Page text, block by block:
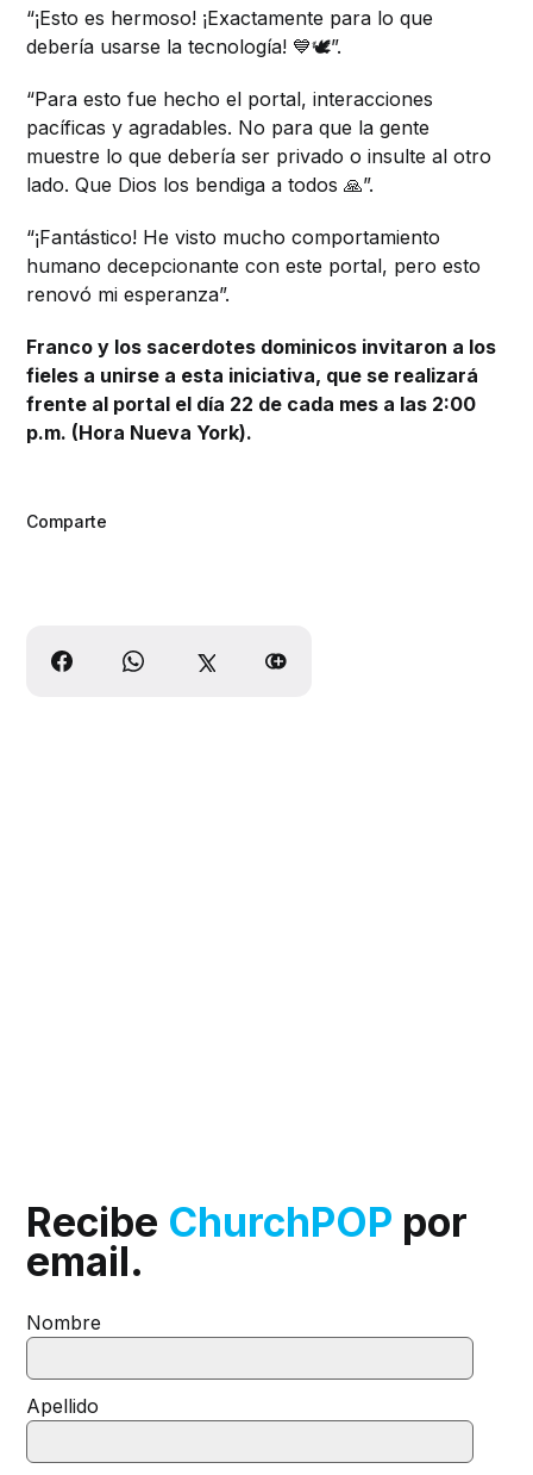
“¡Esto es hermoso! ¡Exactamente para lo que
debería usarse la tecnología! 💙🕊️”.
“Para esto fue hecho el portal, interacciones
pacíficas y agradables. No para que la gente
muestre lo que debería ser privado o insulte al otro
lado. Que Dios los bendiga a todos 🙏”.
“¡Fantástico! He visto mucho comportamiento
humano decepcionante con este portal, pero esto
renovó mi esperanza”.
Franco y los sacerdotes dominicos invitaron a los
fieles a unirse a esta iniciativa, que se realizará
frente al portal el día 22 de cada mes a las 2:00
p.m. (Hora Nueva York).
Comparte
Recibe ChurchPOP por
email.
Nombre
Apellido